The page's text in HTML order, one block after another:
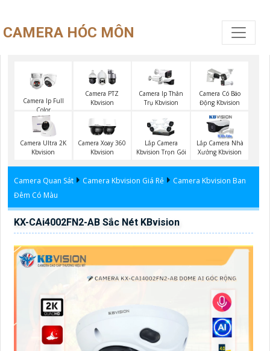
CAMERA HÓC MÔN
Camera Ip Full
Color
Camera PTZ
Kbvision
Camera Ip Thân
Trụ Kbvision
Camera Có Báo
Động Kbvision
Camera Ultra 2K
Kbvision
Camera Xoay 360
Kbvision
Lắp Camera
Kbvision Trọn Gói
Lắp Camera Nhà
Xưởng Kbvision
Camera Quan Sát Camera Kbvision Giá Rẻ
Camera Kbvision Ban
Đêm Có Màu
KX-CAi4002FN2-AB Sắc Nét KBvision